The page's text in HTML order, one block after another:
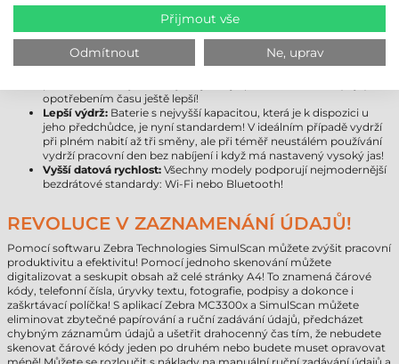
Model Zebra MC3300x přichází s nejnovějším
operačním systémem společnosti Google, který lze později
inovovat na verzi 11, takže si můžete být jisti, že zařízení
nezestárne!
Masivnější kryt zařízení:Výrobce pokročil v inovaci odolnosti
opotřebením času ještě lepší!
Lepší výdrž: Baterie s nejvyšší kapacitou, která je k dispozici u
jeho předchůdce, je nyní standardem! V ideálním případě vydrží
při plném nabití až tři směny, ale při téměř neustálém používání
vydrží pracovní den bez nabíjení i když má nastavený vysoký jas!
Vyšší datová rychlost: Všechny modely podporují nejmodernější
bezdrátové standardy: Wi-Fi nebo Bluetooth!
REVOLUCE V ZAZNAMENÁNÍ ÚDAJŮ!
Pomocí softwaru Zebra Technologies SimulScan můžete zvýšit pracovní
produktivitu a efektivitu! Pomocí jednoho skenování můžete
digitalizovat a seskupit obsah až celé stránky A4! To znamená čárové
kódy, telefonní čísla, úryvky textu, fotografie, podpisy a dokonce i
zaškrtávací políčka! S aplikací Zebra MC3300x a SimulScan můžete
eliminovat zbytečné papírování a ruční zadávání údajů, předcházet
chybným záznamům údajů a ušetřit drahocenný čas tím, že nebudete
skenovat čárové kódy jeden po druhém nebo budete muset opravovat
Přijmout vše
Odmítnout Ne, uprav